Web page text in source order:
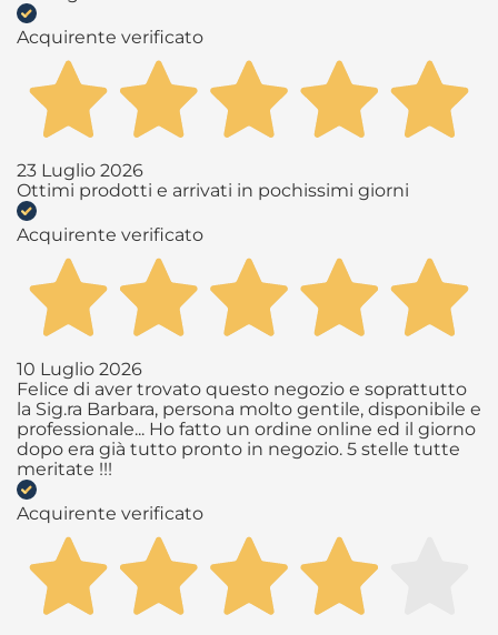
Acquirente verificato
23 Luglio 2026
Ottimi prodotti e arrivati in pochissimi giorni
Acquirente verificato
10 Luglio 2026
Felice di aver trovato questo negozio e soprattutto
la Sig.ra Barbara, persona molto gentile, disponibile e
professionale... Ho fatto un ordine online ed il giorno
dopo era già tutto pronto in negozio. 5 stelle tutte
meritate !!!
Acquirente verificato